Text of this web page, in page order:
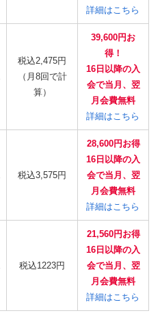
詳細はこちら
税込2,475円
（月8回で計
算）
39,600円お
得！
16日以降の入
会で当月、翌
月会費無料
詳細はこちら
税込3,575円
28,600円お得
16日以降の入
会で当月、翌
月会費無料
詳細はこちら
税込1223円
21,560円お得
16日以降の入
会で当月、翌
月会費無料
詳細はこちら